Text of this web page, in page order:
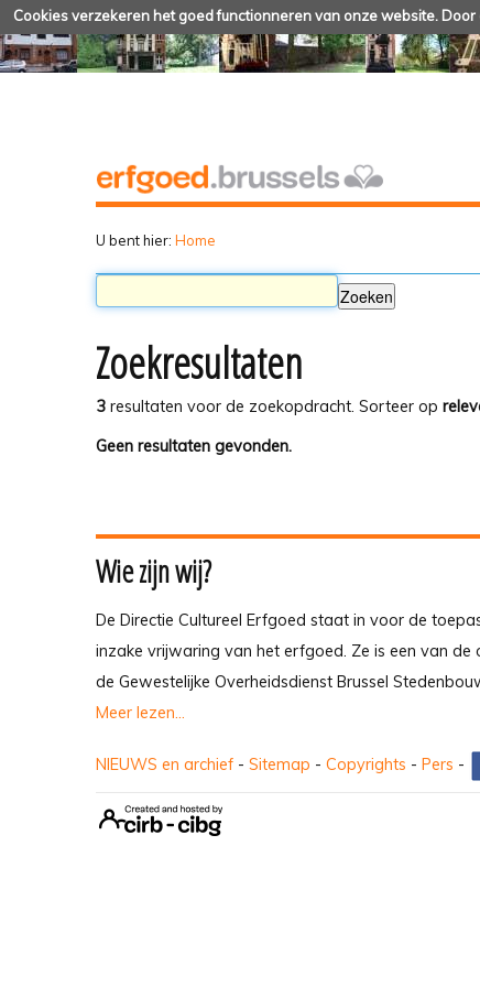
Cookies verzekeren het goed functionneren van onze website.
U bent hier: Home
Zoekresultaten
3 resultaten voor de zoekopdracht. Sorteer op
Geen resultaten gevonden.
Wie zijn wij?
De Directie Cultureel Erfgoed staat in voor de
inzake vrijwaring van het erfgoed. Ze is een van de
de Gewestelijke Overheidsdienst Brussel
Meer lezen...
NIEUWS en archief - Sitemap - Copyrights - Pers -